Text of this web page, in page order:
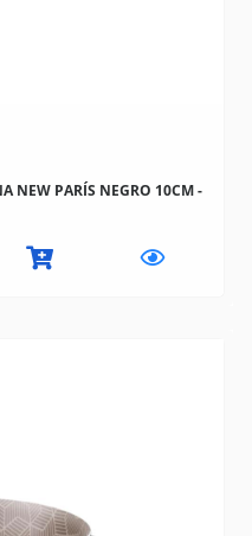
NEW PARÍS NEGRO 10CM -